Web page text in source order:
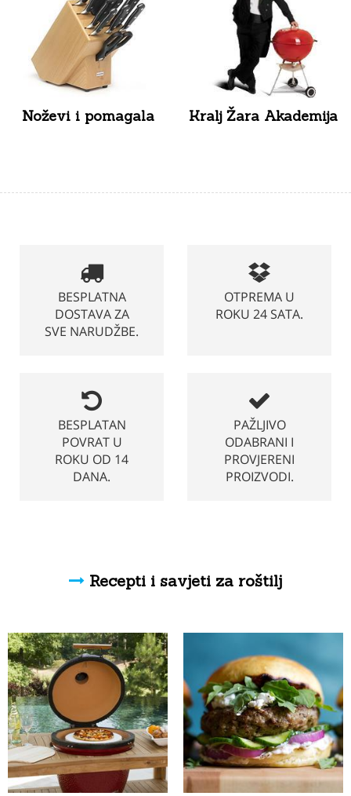
Noževi i pomagala Kralj Žara Akademija
BESPLATNA
DOSTAVA ZA
SVE NARUDŽBE.
OTPREMA U
ROKU 24 SATA.
BESPLATAN
POVRAT U
ROKU OD 14
DANA.
PAŽLJIVO
ODABRANI I
PROVJERENI
PROIZVODI.
Recepti i savjeti za roštilj